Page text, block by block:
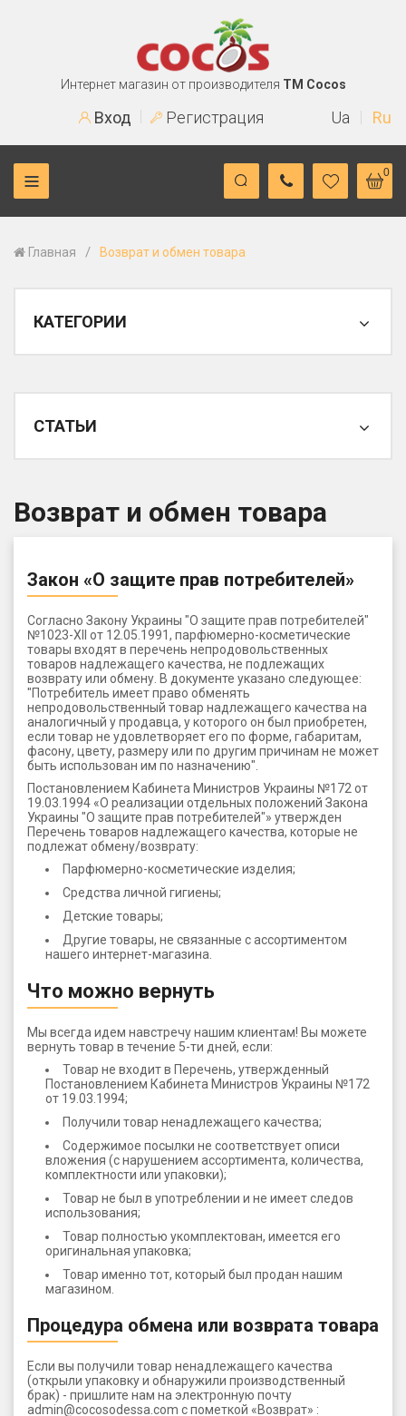
Интернет магазин от производителя TM Cocos
Вход Регистрация Ua Ru
0
Главная / Возврат и обмен товара
КАТЕГОРИИ
СТАТЬИ
Возврат и обмен товара
Закон «О защите прав потребителей»
Согласно Закону Украины "О защите прав потребителей"
№1023-XII от 12.05.1991, парфюмерно-косметические
товары входят в перечень непродовольственных
товаров надлежащего качества, не подлежащих
возврату или обмену. В документе указано следующее:
"Потребитель имеет право обменять
непродовольственный товар надлежащего качества на
аналогичный у продавца, у которого он был приобретен,
если товар не удовлетворяет его по форме, габаритам,
фасону, цвету, размеру или по другим причинам не может
быть использован им по назначению".
Постановлением Кабинета Министров Украины №172 от
19.03.1994 «О реализации отдельных положений Закона
Украины "О защите прав потребителей"» утвержден
Перечень товаров надлежащего качества, которые не
подлежат обмену/возврату:
Парфюмерно-косметические изделия;
Средства личной гигиены;
Детские товары;
Другие товары, не связанные с ассортиментом
нашего интернет-магазина.
Что можно вернуть
Мы всегда идем навстречу нашим клиентам! Вы можете
вернуть товар в течение 5-ти дней, если:
Товар не входит в Перечень, утвержденный
Постановлением Кабинета Министров Украины №172
от 19.03.1994;
Получили товар ненадлежащего качества;
Содержимое посылки не соответствует описи
вложения (с нарушением ассортимента, количества,
комплектности или упаковки);
Товар не был в употреблении и не имеет следов
использования;
Товар полностью укомплектован, имеется его
оригинальная упаковка;
Товар именно тот, который был продан нашим
магазином.
Процедура обмена или возврата товара
Если вы получили товар ненадлежащего качества
(открыли упаковку и обнаружили производственный
брак) - пришлите нам на электронную почту
admin@cocosodessa.com c пометкой «Возврат» :